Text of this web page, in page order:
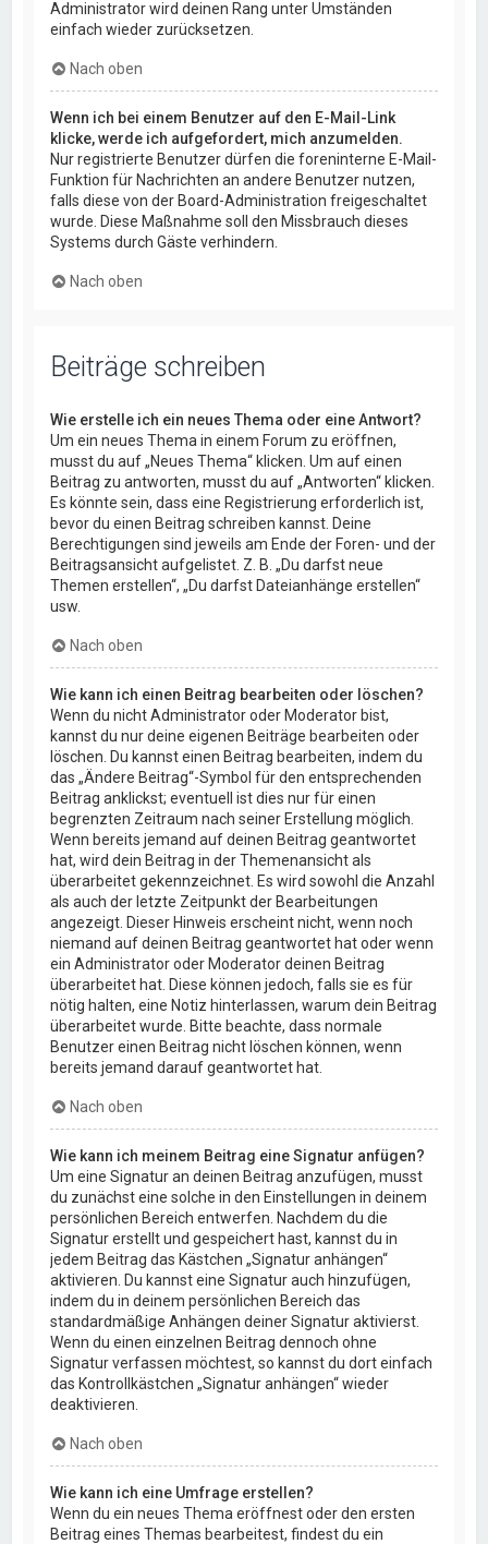
Administrator wird deinen Rang unter Umständen
einfach wieder zurücksetzen.
Nach oben
Wenn ich bei einem Benutzer auf den E-Mail-Link
klicke, werde ich aufgefordert, mich anzumelden.
Nur registrierte Benutzer dürfen die foreninterne E-Mail-
Funktion für Nachrichten an andere Benutzer nutzen,
falls diese von der Board-Administration freigeschaltet
wurde. Diese Maßnahme soll den Missbrauch dieses
Systems durch Gäste verhindern.
Nach oben
Beiträge schreiben
Wie erstelle ich ein neues Thema oder eine Antwort?
Um ein neues Thema in einem Forum zu eröffnen,
musst du auf „Neues Thema“ klicken. Um auf einen
Beitrag zu antworten, musst du auf „Antworten“ klicken.
Es könnte sein, dass eine Registrierung erforderlich ist,
bevor du einen Beitrag schreiben kannst. Deine
Berechtigungen sind jeweils am Ende der Foren- und der
Beitragsansicht aufgelistet. Z. B. „Du darfst neue
Themen erstellen“, „Du darfst Dateianhänge erstellen“
usw.
Nach oben
Wie kann ich einen Beitrag bearbeiten oder löschen?
Wenn du nicht Administrator oder Moderator bist,
kannst du nur deine eigenen Beiträge bearbeiten oder
löschen. Du kannst einen Beitrag bearbeiten, indem du
das „Ändere Beitrag“-Symbol für den entsprechenden
Beitrag anklickst; eventuell ist dies nur für einen
begrenzten Zeitraum nach seiner Erstellung möglich.
Wenn bereits jemand auf deinen Beitrag geantwortet
hat, wird dein Beitrag in der Themenansicht als
überarbeitet gekennzeichnet. Es wird sowohl die Anzahl
als auch der letzte Zeitpunkt der Bearbeitungen
angezeigt. Dieser Hinweis erscheint nicht, wenn noch
niemand auf deinen Beitrag geantwortet hat oder wenn
ein Administrator oder Moderator deinen Beitrag
überarbeitet hat. Diese können jedoch, falls sie es für
nötig halten, eine Notiz hinterlassen, warum dein Beitrag
überarbeitet wurde. Bitte beachte, dass normale
Benutzer einen Beitrag nicht löschen können, wenn
bereits jemand darauf geantwortet hat.
Nach oben
Wie kann ich meinem Beitrag eine Signatur anfügen?
Um eine Signatur an deinen Beitrag anzufügen, musst
du zunächst eine solche in den Einstellungen in deinem
persönlichen Bereich entwerfen. Nachdem du die
Signatur erstellt und gespeichert hast, kannst du in
jedem Beitrag das Kästchen „Signatur anhängen“
aktivieren. Du kannst eine Signatur auch hinzufügen,
indem du in deinem persönlichen Bereich das
standardmäßige Anhängen deiner Signatur aktivierst.
Wenn du einen einzelnen Beitrag dennoch ohne
Signatur verfassen möchtest, so kannst du dort einfach
das Kontrollkästchen „Signatur anhängen“ wieder
deaktivieren.
Nach oben
Wie kann ich eine Umfrage erstellen?
Wenn du ein neues Thema eröffnest oder den ersten
Beitrag eines Themas bearbeitest, findest du ein